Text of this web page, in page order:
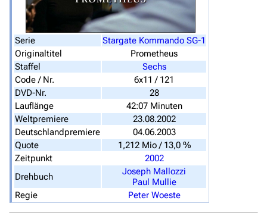
Hauptseite
Von A bis Z
Zufälliger Artikel
Spezialseiten
Filme und Serien
Überblick
Stargate SG-1
Stargate Atlantis
Stargate Universe
Serie
Stargate Kommando SG-1
Originaltitel
Prometheus
Staffel
Sechs
Code / Nr.
6x11 / 121
DVD-Nr.
28
Lauflänge
42:07 Minuten
Weltpremiere
23.08.2002
Deutschlandpremiere
04.06.2003
Quote
1,212 Mio / 13,0 %
Zeitpunkt
2002
Drehbuch
Joseph Mallozzi
Paul Mullie
Regie
Peter Woeste